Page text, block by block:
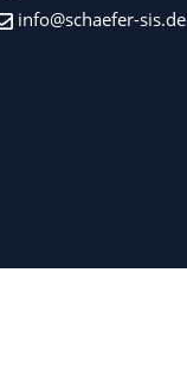
info@schaefer-sis.de